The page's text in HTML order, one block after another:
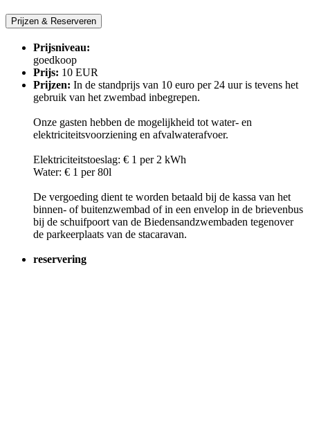
Prijzen & Reserveren
Prijsniveau:
goedkoop
Prijs: 10 EUR
Prijzen: In de standprijs van 10 euro per 24 uur is tevens het
gebruik van het zwembad inbegrepen.
Onze gasten hebben de mogelijkheid tot water- en
elektriciteitsvoorziening en afvalwaterafvoer.
Elektriciteitstoeslag: € 1 per 2 kWh
Water: € 1 per 80l
De vergoeding dient te worden betaald bij de kassa van het
binnen- of buitenzwembad of in een envelop in de brievenbus
bij de schuifpoort van de Biedensandzwembaden tegenover
de parkeerplaats van de stacaravan.
reservering